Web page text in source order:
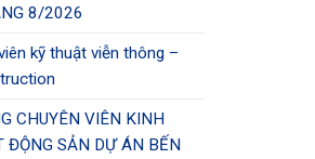
8/2026
kỹ thuật viễn thông –
CHUYÊN VIÊN KINH
ĐỘNG SẢN DỰ ÁN BẾN